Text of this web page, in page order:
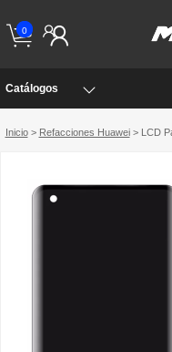
0
Catálogos
Inicio> Refacciones Huawei> LCD